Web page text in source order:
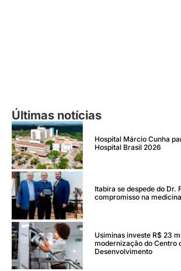
Últimas notícias
Hospital Márcio Cunha
Hospital Brasil 2026
Itabira se despede do Dr.
compromisso na medicina
Usiminas investe R$ 23
modernização do Centro
Desenvolvimento